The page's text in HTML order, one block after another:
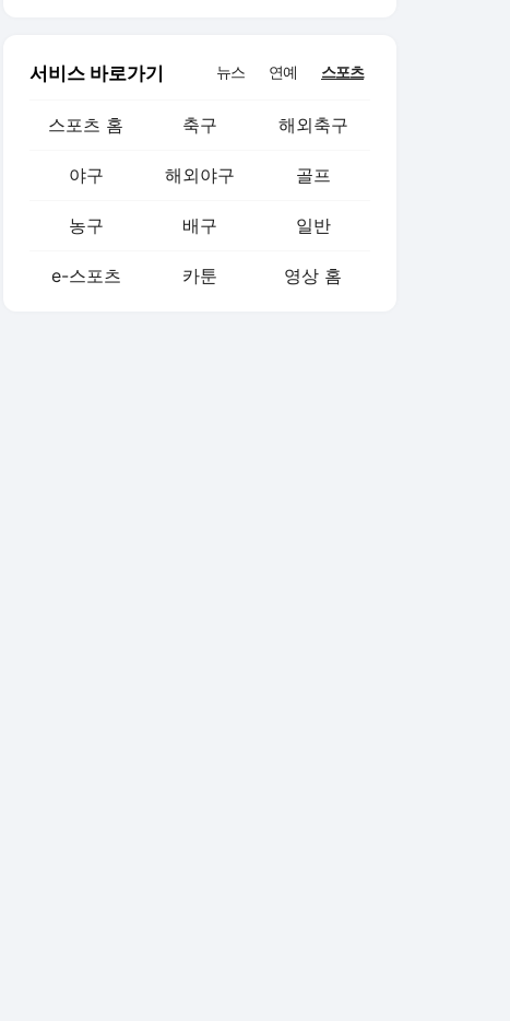
서비스 바로가기 뉴스 연예 스포츠
스포츠 홈 축구 해외축구
야구 해외야구 골프
농구 배구 일반
e-스포츠 카툰 영상 홈